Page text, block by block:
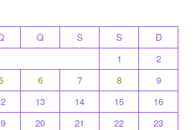
Q S S
D
1
2
6 7 8
9
13 14 15
16
20 21 22
23